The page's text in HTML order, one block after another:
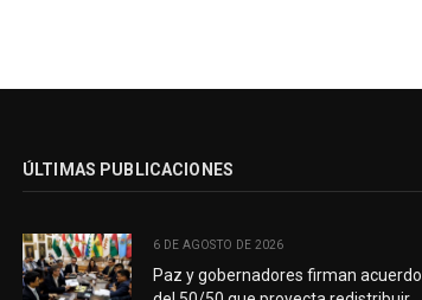
ÚLTIMAS PUBLICACIONES
6 DE AGOSTO DE 2026
Paz y gobernadores firman acuerdo